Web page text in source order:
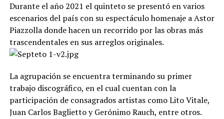
Durante el año 2021 el quinteto se presentó en varios
escenarios del país con su espectáculo homenaje a Astor
Piazzolla donde hacen un recorrido por las obras más
trascendentales en sus arreglos originales.
La agrupación se encuentra terminando su primer
trabajo discográfico, en el cual cuentan con la
participación de consagrados artistas como Lito Vitale,
Juan Carlos Baglietto y Gerónimo Rauch, entre otros.